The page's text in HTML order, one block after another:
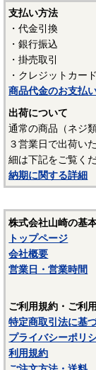
おいて広く用い
■ポリアミド（ナ
〇連続使用温度
UL94 V-2
結晶性のエンジ
で摩擦係数が小
ています。耐油
料でありますが
らないという問
■ポリスライダー
優れたポリアミ
に分散させ、浮
状の黒鉛層とな
ープ変形はほと
れておりスラス
いられています。
（以上はサンコ
表面処理：生地
表面処理を施し
支払い方法
・代金引換
・銀行振込
・掛売取引
・クレジットカード
商品代金のお支払
出荷について
通常の商品（ネジ
３営業日で出荷い
細は下記をご覧くだ
納期に関する詳細
株式会社山崎の基
トップページ
会社概要
営業日・営業時間
ご利用規約・ご利
特定商取引法に基
プライバシーポリ
利用規約